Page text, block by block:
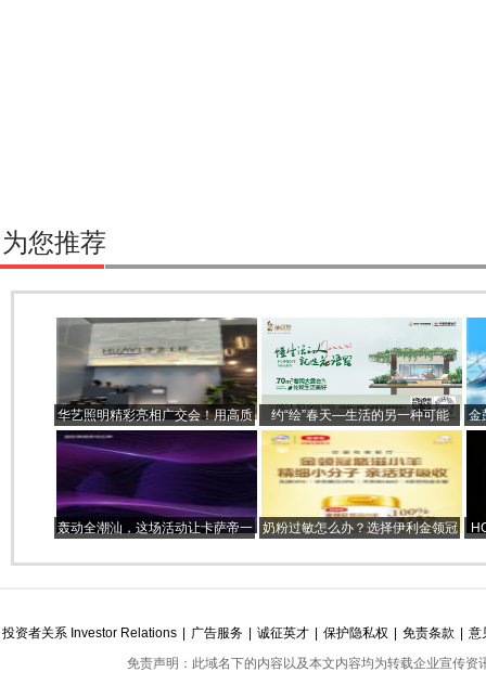
为您推荐
华艺照明精彩亮相广交会！用高质
量参展开创外贸新局面
约“绘”春天—生活的另一种可能 金
轰动全潮汕，这场活动让卡萨帝一
奶粉过敏怎么办？选择伊利金领冠
投资者关系 Investor Relations 广告服务 诚征英才 保护隐私权 免责条款
意
免责声明：此域名下的内容以及本文内容均为转载企业宣传